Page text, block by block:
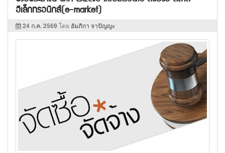
อิเล็กทรอนิกส์(e-market)
24 ก.ค. 2569 โดย อัมภิกา จาปัญญะ